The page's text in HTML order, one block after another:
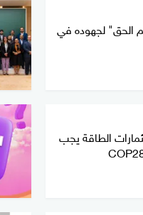
الحق" لجهوده في
الطاقة يجب